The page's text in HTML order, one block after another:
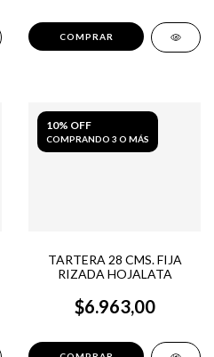
10% OFF
COMPRANDO 3 O MÁS
TARTERA 28 CMS. FIJA
RIZADA HOJALATA
$6.963,00